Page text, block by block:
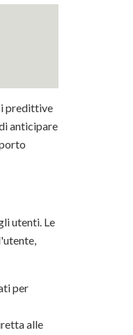
predittive
anticipare
utenti. Le
per
alle